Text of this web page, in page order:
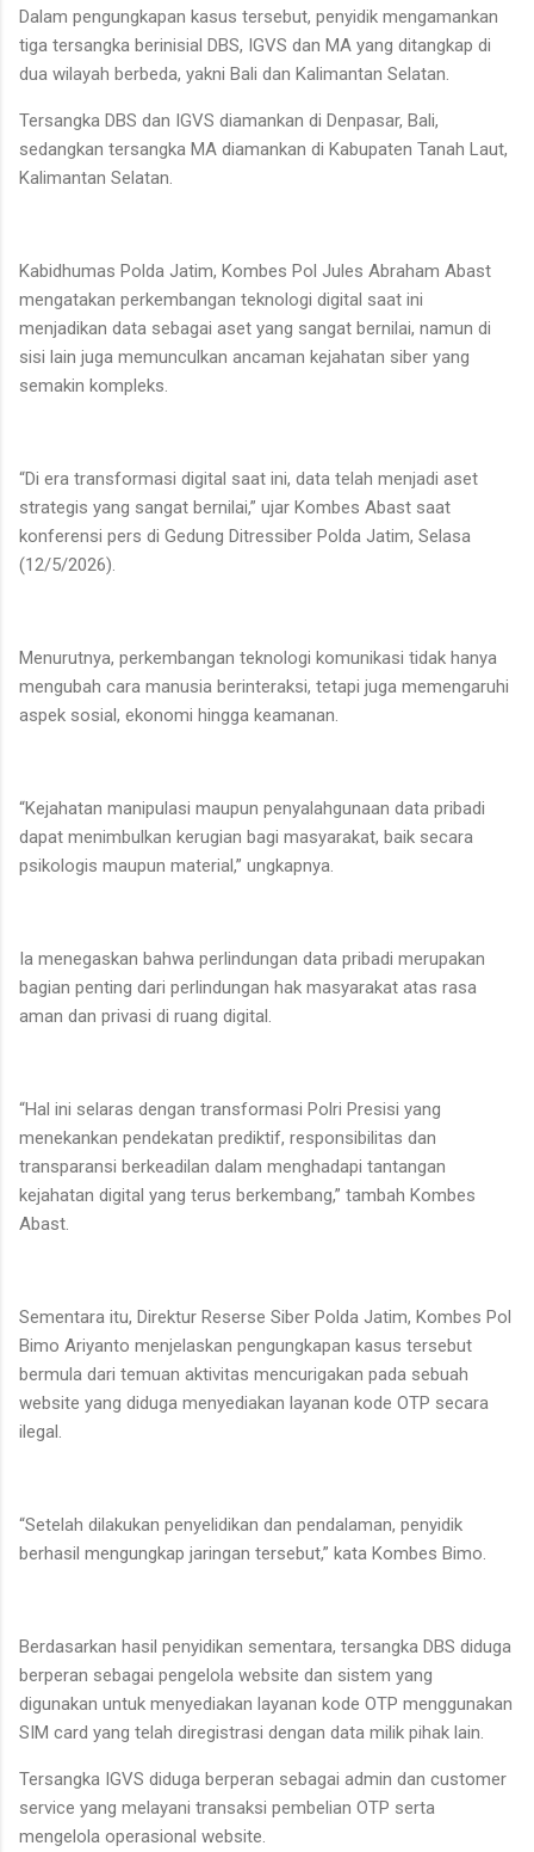
Dalam pengungkapan kasus tersebut, penyidik mengamankan
tiga tersangka berinisial DBS, IGVS dan MA yang ditangkap di
dua wilayah berbeda, yakni Bali dan Kalimantan Selatan.
Tersangka DBS dan IGVS diamankan di Denpasar, Bali,
sedangkan tersangka MA diamankan di Kabupaten Tanah Laut,
Kalimantan Selatan.
Kabidhumas Polda Jatim, Kombes Pol Jules Abraham Abast
mengatakan perkembangan teknologi digital saat ini
menjadikan data sebagai aset yang sangat bernilai, namun di
sisi lain juga memunculkan ancaman kejahatan siber yang
semakin kompleks.
“Di era transformasi digital saat ini, data telah menjadi aset
strategis yang sangat bernilai,” ujar Kombes Abast saat
konferensi pers di Gedung Ditressiber Polda Jatim, Selasa
(12/5/2026).
Menurutnya, perkembangan teknologi komunikasi tidak hanya
mengubah cara manusia berinteraksi, tetapi juga memengaruhi
aspek sosial, ekonomi hingga keamanan.
“Kejahatan manipulasi maupun penyalahgunaan data pribadi
dapat menimbulkan kerugian bagi masyarakat, baik secara
psikologis maupun material,” ungkapnya.
Ia menegaskan bahwa perlindungan data pribadi merupakan
bagian penting dari perlindungan hak masyarakat atas rasa
aman dan privasi di ruang digital.
“Hal ini selaras dengan transformasi Polri Presisi yang
menekankan pendekatan prediktif, responsibilitas dan
transparansi berkeadilan dalam menghadapi tantangan
kejahatan digital yang terus berkembang,” tambah Kombes
Abast.
Sementara itu, Direktur Reserse Siber Polda Jatim, Kombes Pol
Bimo Ariyanto menjelaskan pengungkapan kasus tersebut
bermula dari temuan aktivitas mencurigakan pada sebuah
website yang diduga menyediakan layanan kode OTP secara
ilegal.
“Setelah dilakukan penyelidikan dan pendalaman, penyidik
berhasil mengungkap jaringan tersebut,” kata Kombes Bimo.
Berdasarkan hasil penyidikan sementara, tersangka DBS diduga
berperan sebagai pengelola website dan sistem yang
digunakan untuk menyediakan layanan kode OTP menggunakan
SIM card yang telah diregistrasi dengan data milik pihak lain.
Tersangka IGVS diduga berperan sebagai admin dan customer
service yang melayani transaksi pembelian OTP serta
mengelola operasional website.